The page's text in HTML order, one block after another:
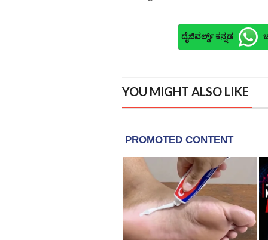
ದೈಜಿವರ್ಲ್ಡ್ ಕನ್ನಡ
YOU MIGHT ALSO LIKE